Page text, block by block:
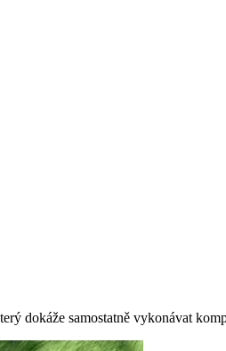
dokáže samostatně vykonávat